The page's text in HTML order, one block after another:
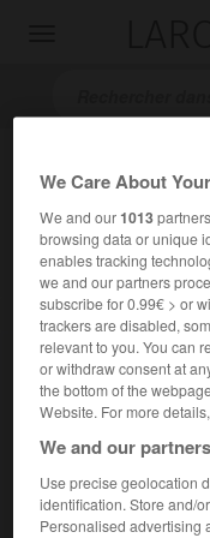
Accueil>Encyclopédie
Cet article est extrait
de la musique ».
Chanteur,
We Care About
We and our1013
browsing data or unique
enables tracking
we and our partners
subscribe for 0.99€ > or
trackers are disabled,
relevant to you. You can
or withdraw consent at
the bottom of the
Website. For more
We and our
Use precise geolocation
identification. Store and/
Personalised advertising